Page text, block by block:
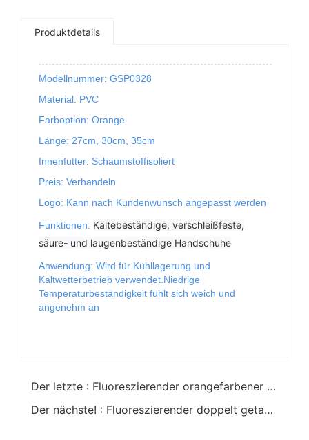
Produktdetails
Modellnummer: GSP0328
Material: PVC
Farboption: Orange
Länge: 27cm, 30cm, 35cm
Innenfutter: Schaumstoffisoliert
Preis: Verhandeln
Logo: Kann nach Kundenwunsch angepasst werden
Funktionen: Kältebeständige, verschleißfeste,
säure- und laugenbeständige Handschuhe
Anwendung: Wird für Kühllagerung und
Kaltwetterbetrieb verwendet.Niedrige
Temperaturbeständigkeit fühlt sich weich und
angenehm an
Der letzte : Fluoreszierender orangefarbener PVC-Handschuh.Gummipunkte auf der Handfläche
Der nächste! : Fluoreszierender doppelt getauchter PVC-Handschuh mit sandigem Finish